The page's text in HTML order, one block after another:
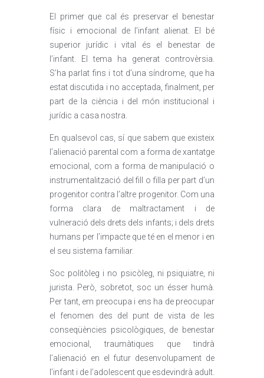
El primer que cal és preservar el benestar
físic i emocional de l’infant alienat. El bé
superior jurídic i vital és el benestar de
l’infant. El tema ha generat controvèrsia.
S’ha parlat fins i tot d’una síndrome, que ha
estat discutida i no acceptada, finalment, per
part de la ciència i del món institucional i
jurídic a casa nostra.
En qualsevol cas, sí que sabem que existeix
l’alienació parental com a forma de xantatge
emocional, com a forma de manipulació o
instrumentalització del fill o filla per part d’un
progenitor contra l’altre progenitor. Com una
forma clara de maltractament i de
vulneració dels drets dels infants; i dels drets
humans per l’impacte que té en el menor i en
el seu sistema familiar.
Soc politòleg i no psicòleg, ni psiquiatre, ni
jurista. Però, sobretot, soc un ésser humà.
Per tant, em preocupa i ens ha de preocupar
el fenomen des del punt de vista de les
conseqüències psicològiques, de benestar
emocional, traumàtiques que tindrà
l’alienació en el futur desenvolupament de
l’infant i de l’adolescent que esdevindrà adult.